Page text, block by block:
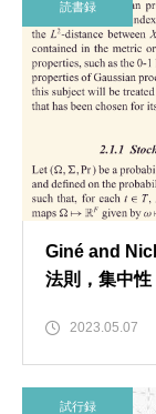
読書録
Giné and
法則，集中性
2023.05.07
試行録